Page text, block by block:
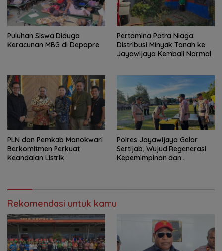
Puluhan Siswa Diduga
Keracunan MBG di Depapre
Pertamina Patra Niaga:
Distribusi Minyak Tanah ke
Jayawijaya Kembali Normal
PLN dan Pemkab Manokwari
Berkomitmen Perkuat
Keandalan Listrik
Polres Jayawijaya Gelar
Sertijab, Wujud Regenerasi
Kepemimpinan dan
Rekomendasi untuk kamu